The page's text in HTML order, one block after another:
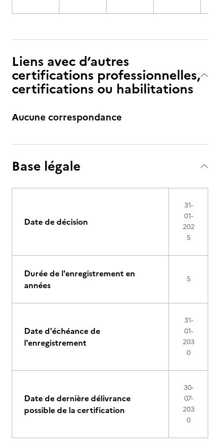
Liens avec d’autres
certifications professionnelles,
certifications ou habilitations
Aucune correspondance
Base légale
Date de décision
31-
01-
202
5
Durée de l'enregistrement en
années
5
Date d'échéance de
l'enregistrement
31-
01-
203
0
Date de dernière délivrance
possible de la certification
30-
07-
203
0